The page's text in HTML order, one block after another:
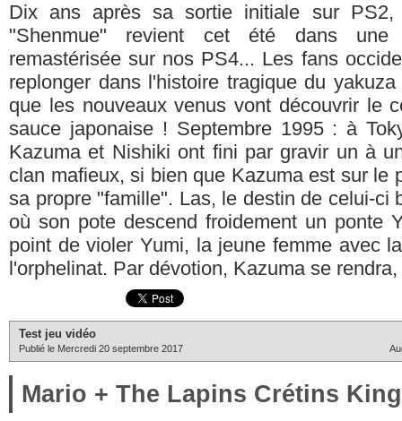
Dix ans après sa sortie initiale sur
"Shenmue" revient cet été dans une
remastérisée sur nos PS4... Les fans
replonger dans l'histoire tragique du
que les nouveaux venus vont découvrir le
sauce japonaise ! Septembre 1995 : à
Kazuma et Nishiki ont fini par gravir un à
clan mafieux, si bien que Kazuma est sur le
sa propre "famille". Las, le destin de celui-ci
où son pote descend froidement un ponte
point de violer Yumi, la jeune femme avec
l'orphelinat. Par dévotion, Kazuma se
Test jeu vidéo
Publié le Mercredi 20 septembre 2017
Mario + The Lapins Crétins